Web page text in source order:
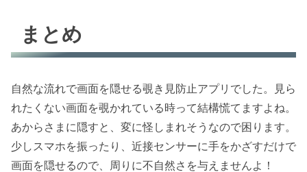
まとめ
自然な流れで画面を隠せる覗き見防止アプリでした。見ら
れたくない画面を覗かれている時って結構慌てますよね。
あからさまに隠すと、変に怪しまれそうなので困ります。
少しスマホを振ったり、近接センサーに手をかざすだけで
画面を隠せるので、周りに不自然さを与えませんよ！